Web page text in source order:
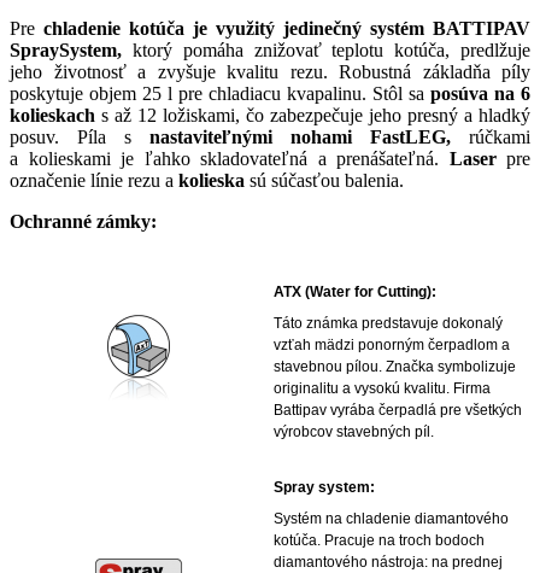
Pre chladenie kotúča je využitý jedinečný systém BATTIPAV
SpraySystem, ktorý pomáha znižovať teplotu kotúča, predlžuje
jeho životnosť a zvyšuje kvalitu rezu. Robustná základňa píly
poskytuje objem 25 l pre chladiacu kvapalinu. Stôl sa posúva na 6
kolieskach s až 12 ložiskami, čo zabezpečuje jeho presný a hladký
posuv. Píla s nastaviteľnými nohami FastLEG, rúčkami
a kolieskami je ľahko skladovateľná a prenášateľná. Laserpre
označenie línie rezu a kolieska sú súčasťou balenia.
Ochranné zámky:
ATX (Water for Cutting):
Táto známka predstavuje dokonalý
vzťah mädzi ponorným čerpadlom a
stavebnou pílou. Značka symbolizuje
originalitu a vysokú kvalitu. Firma
Battipav vyrába čerpadlá pre všetkých
výrobcov stavebných píl.
Spray system:
Systém na chladenie diamantového
kotúča. Pracuje na troch bodoch
diamantového nástroja: na prednej